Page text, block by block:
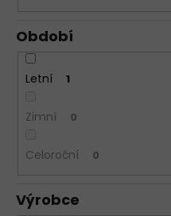
Období
Letní 1
Zimní 0
Celoroční 0
Výrobce